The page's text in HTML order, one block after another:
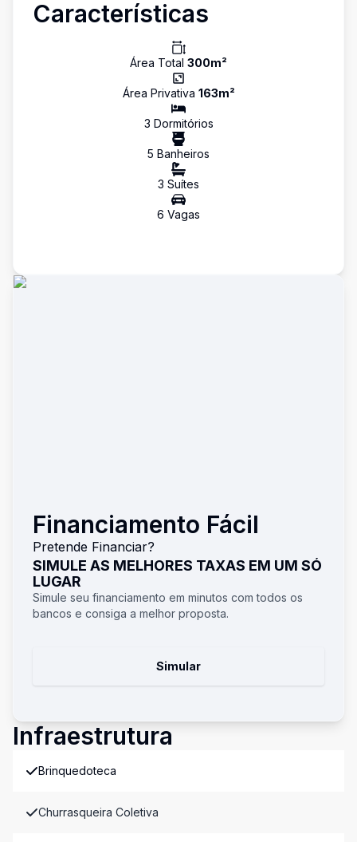
Características
Área Total 300m²
Área Privativa 163m²
3 Dormitórios
5 Banheiros
3 Suítes
6 Vagas
Financiamento Fácil
Pretende Financiar?
SIMULE AS MELHORES TAXAS EM UM SÓ
LUGAR
Simule seu financiamento em minutos com todos os
bancos e consiga a melhor proposta.
Simular
Infraestrutura
Brinquedoteca
Churrasqueira Coletiva